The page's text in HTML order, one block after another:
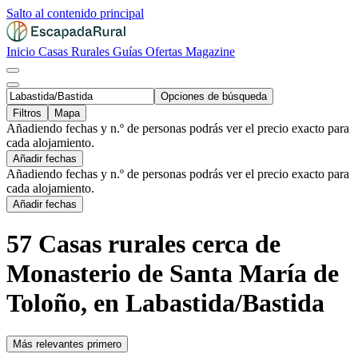
Salto al contenido principal
Inicio Casas Rurales Guías Ofertas Magazine
Opciones de búsqueda
Filtros
Mapa
Añadiendo fechas y n.º de personas podrás ver el precio exacto para
cada alojamiento.
Añadir fechas
Añadiendo fechas y n.º de personas podrás ver el precio exacto para
cada alojamiento.
Añadir fechas
57 Casas rurales cerca de
Monasterio de Santa María de
Toloño, en Labastida/Bastida
Más relevantes primero